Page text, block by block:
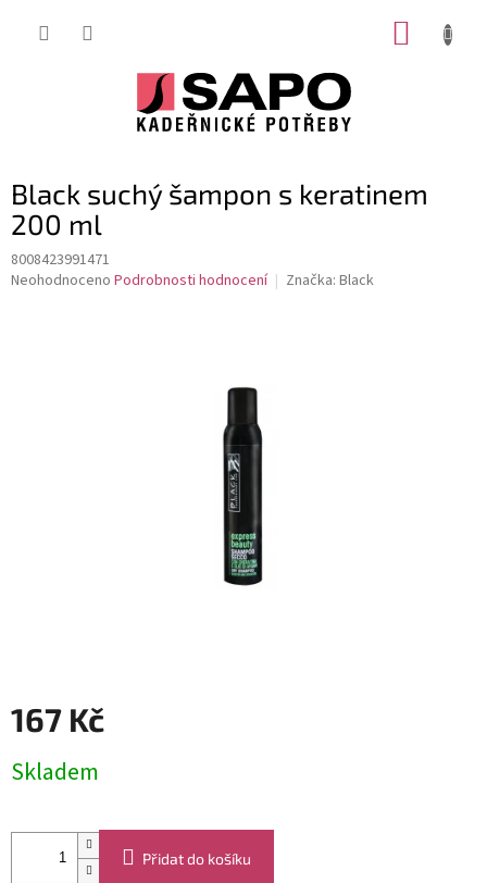
Black suchý šampon s keratinem
200 ml
8008423991471
Průměrné
Neohodnoceno Podrobnosti hodnocení Značka: Black
167 Kč
cena:
Skladem
Přidat do košíku